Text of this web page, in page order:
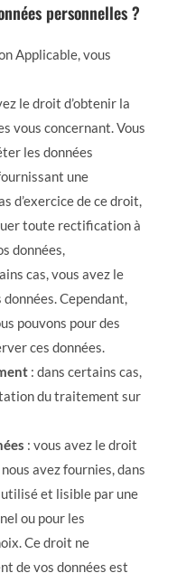
personnelles ?
Applicable, vous
le droit d’obtenir la
vous concernant. Vous
les données
une
d’exercice de ce droit,
toute rectification à
données,
cas, vous avez le
Cependant,
pouvons pour des
ces données.
: dans certains cas,
du traitement sur
: vous avez le droit
avez fournies, dans
et lisible par une
ou pour les
Ce droit ne
de vos données est